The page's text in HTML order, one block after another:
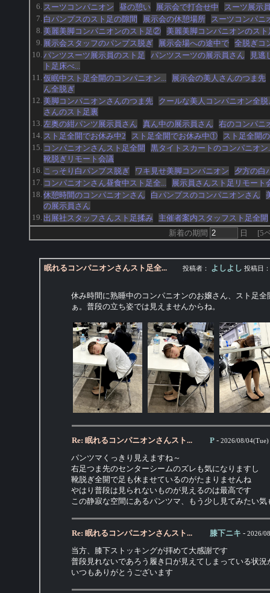
6. スーツコンパニオン 昼の憩い 展示会で打合せ中
スーツ展示
7. 白パンプスのスト足の隙間 展示会の休憩場所
スーツコンパニ
8. 美麗美脚コンパニオンのスト足②
美麗美脚コンパニオンのス
9. 展示会スタッフのパンプス脱ぎ 展示会場への途中で 全脱ぎコ
10. パンツスーツ展示員のスト足 パンツスーツの展示員さん
見逃
ト足床べ...
11. 仮眠中スト足全開のコンパニオン...
展示会の美人さんのつま先
ん全脱ぎ
12. 美脚コンパニオンさんのつま先
クールな美人コンパニオン全脱
さんのスト足裏
13. 左奥の紺パンツ展示員さん 真ん中の展示員さん
右のコンパニ
14. スト足全開でお休み中2 スト足全開でお休み中①
スト足全開
15. コンパニオンさんスト足全開
黒タイトスカートのコンパニオン
靴脱ぎリモート会議
16. こっそり白パンプス脱ぎ ワキ見せ美脚コンパニオン
夕方の白
17. コンパニオンさん昼食中スト足全...
展示員さんスト足リモート
18. 休憩時間のコンパニオンさん 白パンプスのコンパニオンさん
の展示員さん
19. 出展社スタッフさんスト足揉み
主催者案内スタッフスト足全開
新着の期間
日 [5
眠れるコンパニオンさんスト足全... 投稿者： よしよし 投稿日：
休み時間に熟睡中のコンパニオンのお嬢さん、スト足
ぁ。普段の立ち姿では見えませんからね。
Re: 眠れるコンパニオンさんスト... P - 2026/08/04(Tue)
パンツマくっきり見えますね～
右足つま先のセンターシームのズレも気になりますし
靴脱ぎ全開で足も休ませているのがたまりませんね
やはり普段は見られないものが見えるのは最高です
この静寂な空間にあるパンツマ、もう少し見てみたい気
Re: 眠れるコンパニオンさんスト... 膝下ニキ - 2026/
当方、膝下ストッキングが拝めて大感謝です
普段見れないであろう履き口が見えてしまっている状況
いつもありがとうございます